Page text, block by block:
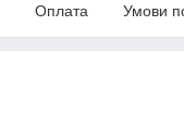
Оплата Умови